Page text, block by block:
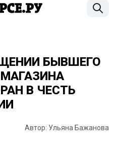
БЫВШЕГО
В ЧЕСТЬ
Автор: Ульяна Бажанова